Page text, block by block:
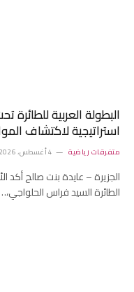
استراتيجية لاكتشاف
متفرقات رياضية 4 أغسطس، 2026
الجزيرة – عايدة بنت صالح أكد
الطائرة السيد فراس